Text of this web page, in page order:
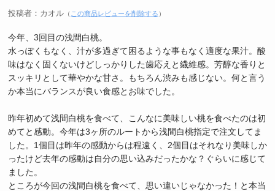
投稿者：カオル （ この商品レビューを削除する ）
今年、3回目の浅間白桃。
水っぽくもなく、汁が多過ぎて困るような事もなく適度な果汁。酸
味はなく固くないけどしっかりした歯応えと繊維感。芳醇な香りと
スッキリとして華やかな甘さ。もちろん渋みも感じない。何と言う
か本当にバランスが良い食感とお味でした。
昨年初めて浅間白桃を食べて、こんなに美味しい桃を食べたのは初
めてと感動。今年は3ヶ所のルートから浅間白桃指定で注文してま
した。1個目は昨年の感動からは程遠く、2個目はそれなり美味しか
ったけど去年の感動は自分の思い込みだったかな？ぐらいに感じて
ました。
ところが今回の浅間白桃を食べて、思い違いじゃなかった！と本当